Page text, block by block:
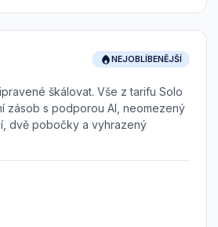
NEJOBLÍBENĚJŠÍ
škálovat. Vše z tarifu Solo
zásob s podporou AI, neomezený
dvě pobočky a vyhrazený